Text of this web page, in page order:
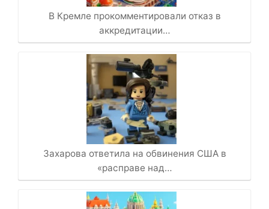
В Кремле прокомментировали отказ в
аккредитации…
Захарова ответила на обвинения США в
«расправе над…